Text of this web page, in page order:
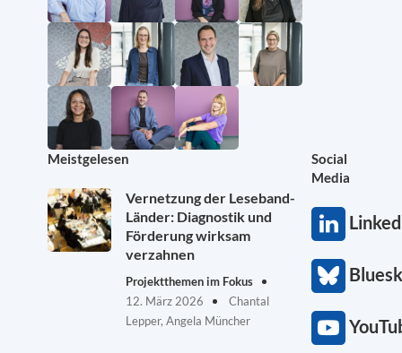
Meistgelesen
Vernetzung der Leseband-
Länder: Diagnostik und
Förderung wirksam
verzahnen
Projektthemen im Fokus
12. März 2026
Chantal
Lepper, Angela Müncher
Social
Media